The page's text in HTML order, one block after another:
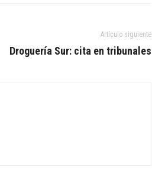
Artículo siguiente
Droguería Sur: cita en tribunales